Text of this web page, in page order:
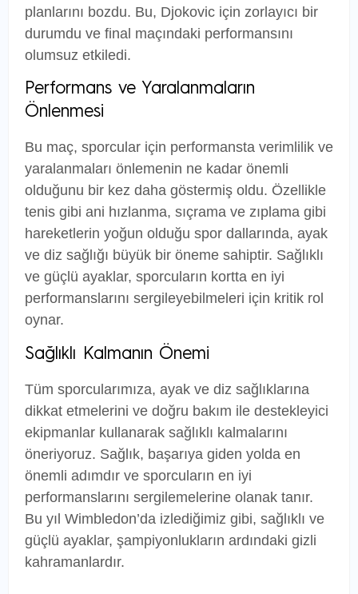
planlarını bozdu. Bu, Djokovic için zorlayıcı bir
durumdu ve final maçındaki performansını
olumsuz etkiledi.
Performans ve Yaralanmaların
Önlenmesi
Bu maç, sporcular için performansta verimlilik ve
yaralanmaları önlemenin ne kadar önemli
olduğunu bir kez daha göstermiş oldu. Özellikle
tenis gibi ani hızlanma, sıçrama ve zıplama gibi
hareketlerin yoğun olduğu spor dallarında, ayak
ve diz sağlığı büyük bir öneme sahiptir. Sağlıklı
ve güçlü ayaklar, sporcuların kortta en iyi
performanslarını sergileyebilmeleri için kritik rol
oynar.
Sağlıklı Kalmanın Önemi
Tüm sporcularımıza, ayak ve diz sağlıklarına
dikkat etmelerini ve doğru bakım ile destekleyici
ekipmanlar kullanarak sağlıklı kalmalarını
öneriyoruz. Sağlık, başarıya giden yolda en
önemli adımdır ve sporcuların en iyi
performanslarını sergilemelerine olanak tanır.
Bu yıl Wimbledon’da izlediğimiz gibi, sağlıklı ve
güçlü ayaklar, şampiyonlukların ardındaki gizli
kahramanlardır.